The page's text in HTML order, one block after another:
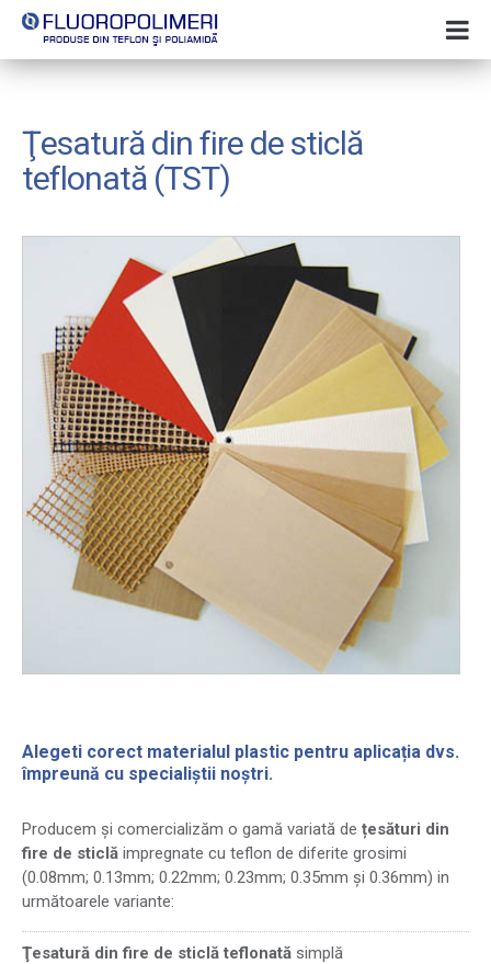
Ţesatură din fire de sticlă
teflonată (TST)
Alegeti corect materialul plastic pentru aplicația dvs.
împreună cu specialiștii noștri.
Producem și comercializăm o gamă variată de țesături din
fire de sticlă impregnate cu teflon de diferite grosimi
(0.08mm; 0.13mm; 0.22mm; 0.23mm; 0.35mm și 0.36mm) in
următoarele variante:
Ţesatură din fire de sticlă teflonată simplă